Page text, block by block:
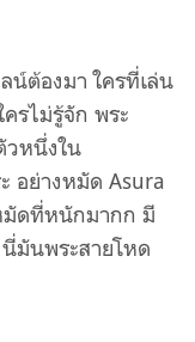
น์ต้องมา ใครที่เล่น
ครไม่รู้จัก พระ
วหนึ่งใน
อย่างหมัด Asura
มัดที่หนักมากก มี
มันพระสายโหด